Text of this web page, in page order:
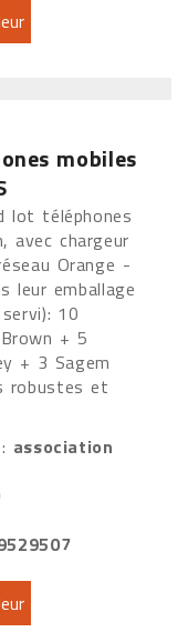
mobiles
lot téléphones
avec chargeur
Orange -
leur emballage
10
+ 5
+ 3 Sagem
robustes et
association